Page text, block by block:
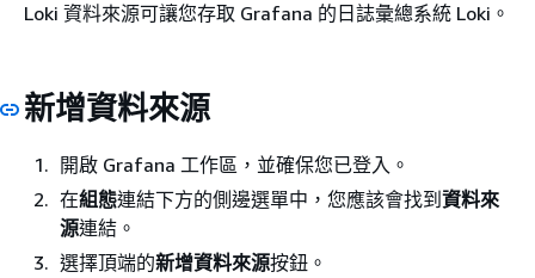
Loki 資料來源可讓您存取 Grafana 的日誌彙總系統 Loki。
新增資料來源
開啟 Grafana 工作區，並確保您已登入。
在組態連結下方的側邊選單中，您應該會找到資料來
源連結。
選擇頂端的新增資料來源按鈕。